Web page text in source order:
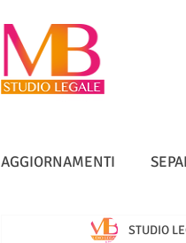
AGGIORNAMENTI
VACCINI TUTELA
STUDIO